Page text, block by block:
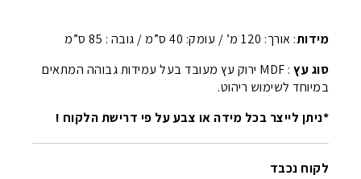
מידות: אורך: 120 מ’ / עומק: 40 ס”מ / גובה : 85 ס”מ
סוג עץ
: MDF ירוק עץ מעובד בעל עמידות גבוהה המתאים
במיוחד לשימוש ריהוט.
*ניתן לייצר בכל מידה או צבע על פי דרישת הלקוח !
לקוח נכבד